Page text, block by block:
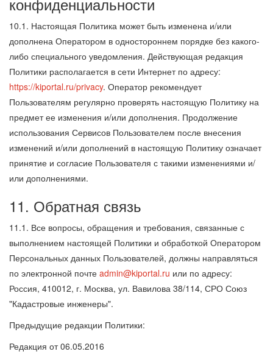
10.1. Настоящая Политика может быть изменена и/или
дополнена Оператором в одностороннем порядке без какого-
либо специального уведомления. Действующая редакция
Политики располагается в сети Интернет по адресу:
https://kiportal.ru/privacy. Оператор рекомендует
Пользователям регулярно проверять настоящую Политику на
предмет ее изменения и/или дополнения. Продолжение
использования Сервисов Пользователем после внесения
изменений и/или дополнений в настоящую Политику означает
принятие и согласие Пользователя с такими изменениями и/
или дополнениями.
11. Обратная связь
11.1. Все вопросы, обращения и требования, связанные с
выполнением настоящей Политики и обработкой Оператором
Персональных данных Пользователей, должны направляться
по электронной почте admin@kiportal.ru или по адресу:
Россия, 410012, г. Москва, ул. Вавилова 38/114, СРО Союз
"Кадастровые инженеры".
Предыдущие редакции Политики:
Редакция от 06.05.2016